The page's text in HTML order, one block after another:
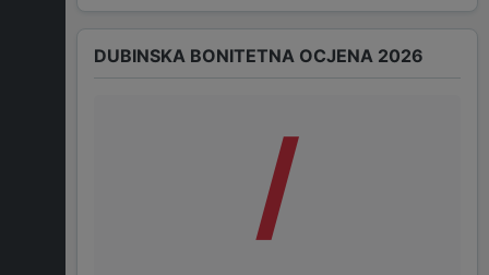
DUBINSKA BONITETNA OCJENA 2026
/